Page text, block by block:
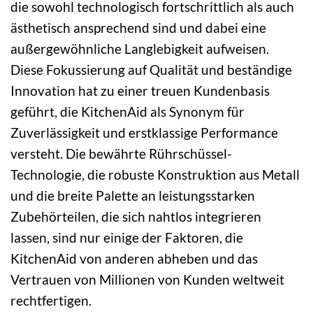
die sowohl technologisch fortschrittlich als auch
ästhetisch ansprechend sind und dabei eine
außergewöhnliche Langlebigkeit aufweisen.
Diese Fokussierung auf Qualität und beständige
Innovation hat zu einer treuen Kundenbasis
geführt, die KitchenAid als Synonym für
Zuverlässigkeit und erstklassige Performance
versteht. Die bewährte Rührschüssel-
Technologie, die robuste Konstruktion aus Metall
und die breite Palette an leistungsstarken
Zubehörteilen, die sich nahtlos integrieren
lassen, sind nur einige der Faktoren, die
KitchenAid von anderen abheben und das
Vertrauen von Millionen von Kunden weltweit
rechtfertigen.